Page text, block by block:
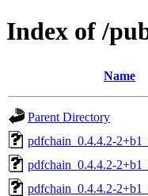
Index of /
Name
Parent Directory
pdfchain_0.4.4.2-
pdfchain_0.4.4.2-
pdfchain_0.4.4.2-